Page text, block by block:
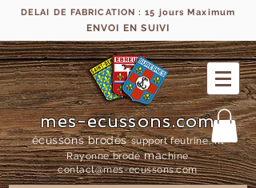
DELAI DE FABRICATION : 15 jours Maximum
ENVOI EN SUIVI
mes-ecussons.com
écussons brodés support feutrine, fil
Rayonne brodémachine
contact@mes-ecussons.com